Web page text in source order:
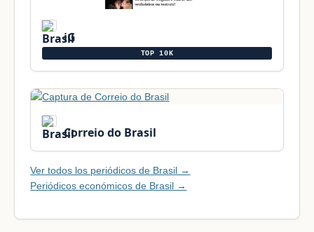
iG
TOP 10K
Correio do Brasil
Ver todos los periódicos de Brasil →
Periódicos económicos de Brasil →